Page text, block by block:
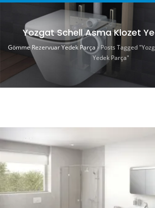
Yozgat Schell Asma Klozet
Gömme Rezervuar Yedek Parça›Posts Tagged
Yedek Parça"